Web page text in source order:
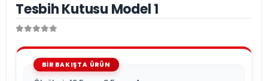
Tesbih Kutusu Model 1